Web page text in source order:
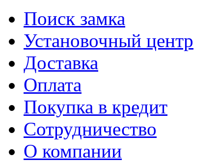
Поиск замка
Установочный центр
Доставка
Оплата
Покупка в кредит
Сотрудничество
О компании